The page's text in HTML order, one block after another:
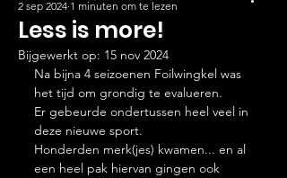
Less is more!
2 sep 2024 1 minuten om te lezen
Bijgewerkt op: 15 nov 2024
Na bijna 4 seizoenen Foilwingkel was
het tijd om grondig te evalueren.
Er gebeurde ondertussen heel veel in
deze nieuwe sport.
Honderden merk(jes) kwamen... en al
een heel pak hiervan gingen ook